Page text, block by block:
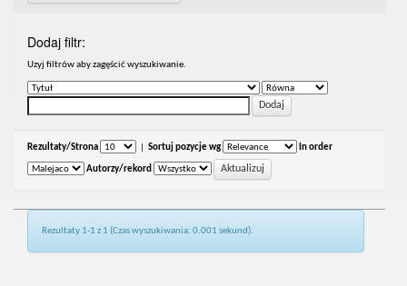
Dodaj filtr:
Uzyj filtrów aby zagęścić wyszukiwanie.
Rezultaty/Strona Sortuj pozycje wg In order
Autorzy/rekord
Rezultaty 1-1 z 1 (Czas wyszukiwania: 0.001 sekund).